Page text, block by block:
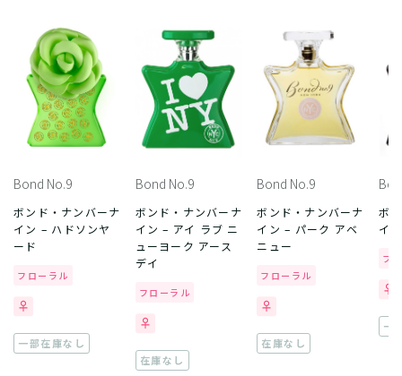
Bond No.9
ボンド・ナンバーナ
イン – ハドソンヤ
ード
フローラル
一部在庫なし
Bond No.9
ボンド・ナンバーナ
イン – アイ ラブ ニ
ューヨーク アース
デイ
フローラル
在庫なし
Bond No.9
ボンド・ナンバーナ
イン – パーク アベ
ニュー
フローラル
在庫なし
ボ
イ
フ
一